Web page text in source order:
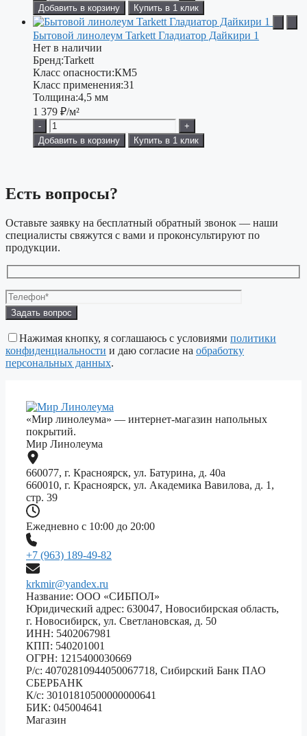
Добавить в корзину
Купить в 1 клик
Бытовой линолеум Tarkett Гладиатор Дайкири 1
Нет в наличии
Бренд:Tarkett
Класс опасности:КМ5
Класс применения:31
Толщина:4,5 мм
1 379 ₽/м²
-
+
Добавить в корзину
Купить в 1 клик
Есть вопросы?
Оставьте заявку на бесплатный обратный звонок — наши
специалисты свяжутся с вами и проконсультируют по
продукции.
Оставьте
это
поле
пустым.
Нажимая кнопку, я соглашаюсь с условиями политики
конфиденциальности и даю согласие на обработку
персональных данных.
«Мир линолеума» — интернет-магазин напольных
покрытий.
Мир Линолеума
660077, г. Красноярск, ул. Батурина, д. 40а
660010, г. Красноярск, ул. Академика Вавилова, д. 1,
стр. 39
Ежедневно с 10:00 до 20:00
+7 (963) 189-49-82
krkmir@yandex.ru
Название: ООО «СИБПОЛ»
Юридический адрес: 630047, Новосибирская область,
г. Новосибирск, ул. Светлановская, д. 50
ИНН: 5402067981
КПП: 540201001
ОГРН: 1215400030669
Р/с: 40702810944050067718, Сибирский Банк ПАО
СБЕРБАНК
К/с: 30101810500000000641
БИК: 045004641
Магазин